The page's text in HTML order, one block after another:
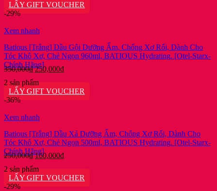
là:
tại
LẤY GIFT VOUCHER
-29%
Xem nhanh
Batious [Trắng] Dầu Gội Dưỡng Ẩm, Chống Xơ Rối, Dành Cho
Tóc Khô Xơ, Chẻ Ngọn 960ml, BATIOUS Hydrating. [Otel-Starx-
Chính Hãng]
350,000₫Giá
là:
350,000₫.
250,000₫Giá
là:
2 sản phẩm
LẤY GIFT VOUCHER
-36%
Xem nhanh
Batious [Trắng] Dầu Xả Dưỡng Ẩm, Chống Xơ Rối, Dành Cho
Tóc Khô Xơ, Chẻ Ngọn 500ml, BATIOUS Hydrating. [Otel-Starx-
Chính Hãng]
250,000₫Giá
là:
250,000₫.
160,000₫Giá
là:
2 sản phẩm
LẤY GIFT VOUCHER
-29%